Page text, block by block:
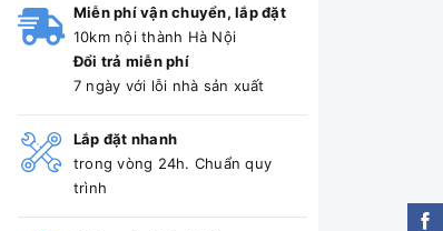
Miễn phí vận chuyển, lắp đặt
10km nội thành Hà Nội
Đổi trả miễn phí
7 ngày với lỗi nhà sản xuất
Lắp đặt nhanh
trong vòng 24h. Chuẩn quy
trình